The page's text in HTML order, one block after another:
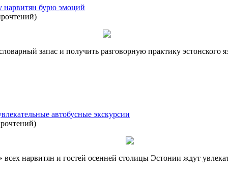
нарвитян бурю эмоций
)
запас и получить разговорную практику эстонского
автобусные экскурсии
)
нарвитян и гостей осенней столицы Эстонии ждут